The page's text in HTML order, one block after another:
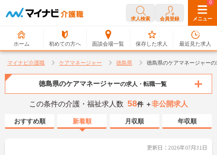
求人検索 会員登録 メニュー
ホーム 初めての方へ 面談会場一覧
0
保存した求人
0
最近見た求人
マイナビ介護職 ケアマネージャー 徳島県 徳島県のケアマネージャー
徳島県のケアマネージャーの求人・転職一覧
この条件の介護・福祉求人数 58件 ＋非公開求人
おすすめ順 新着順 月収順 年収順
更新日：2026年07月31日